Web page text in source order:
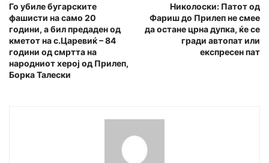
Го убиле бугарските
фашисти на само 20
години, а бил предаден од
кметот на с.Царевиќ – 84
години од смртта на
народниот херој од Прилеп,
Борка Талески
Николоски: Патот од
Фариш до Прилеп не смее
да остане црна дупка, ќе се
гради автопат или
експресен пат